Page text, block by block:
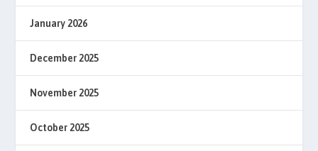
January 2026
December 2025
November 2025
October 2025